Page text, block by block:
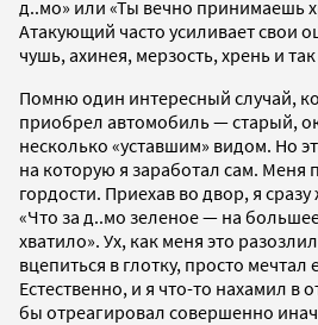
д..мо» или «Ты вечно принимаешь
Атакующий часто усиливает свои
чушь, ахинея, мерзость, хрень и
Помню один интересный случай,
приобрел автомобиль — старый,
несколько «уставшим» видом. Но
на которую я заработал сам. Меня
гордости. Приехав во двор, я
«Что за д..мо зеленое — на
хватило». Ух, как меня это
вцепиться в глотку, просто мечтал
Естественно, и я что-то нахамил в
бы отреагировал совершенно